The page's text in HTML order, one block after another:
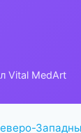
Vital MedArt